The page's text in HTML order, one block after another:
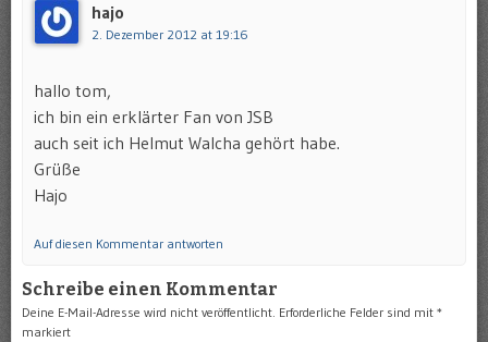
hajo
2. Dezember 2012 at 19:16
hallo tom,
ich bin ein erklärter Fan von JSB
auch seit ich Helmut Walcha gehört habe.
Grüße
Hajo
Auf diesen Kommentar antworten
Schreibe einen Kommentar
Deine E-Mail-Adresse wird nicht veröffentlicht. Erforderliche Felder sind mit *
markiert